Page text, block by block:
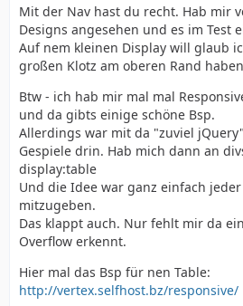
Mit der Nav hast du recht. Hab mir
Designs angesehen und es im Test
Auf nem kleinen Display will glaub
großen Klotz am oberen Rand
Btw - ich hab mir mal mal
und da gibts einige schöne Bsp.
Allerdings war mit da "zuviel
Gespiele drin. Hab mich dann an
display:table
Und die Idee war ganz einfach
mitzugeben.
Das klappt auch. Nur fehlt mir da
Overflow erkennt.
Hier mal das Bsp für nen Table:
http://vertex.selfhost.bz/responsive/